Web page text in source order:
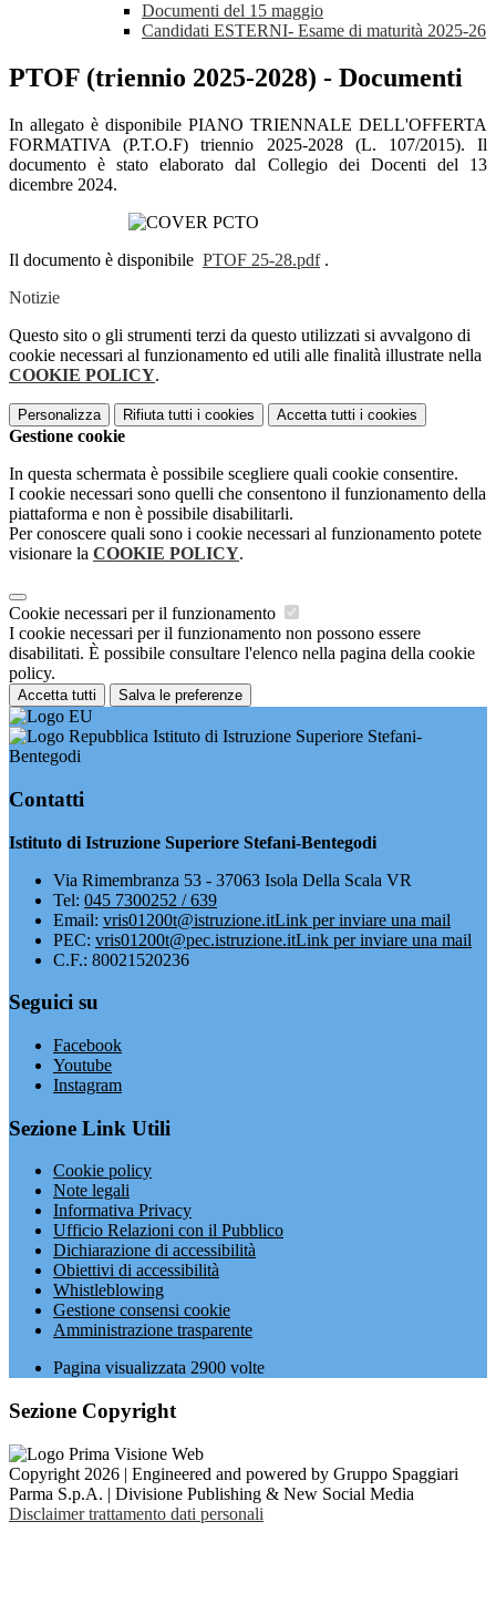
Documenti del 15 maggio
Candidati ESTERNI- Esame di maturità 2025-26
PTOF (triennio 2025-2028) - Documenti
In allegato è disponibile PIANO TRIENNALE DELL'OFFERTA
FORMATIVA (P.T.O.F) triennio 2025-2028 (L. 107/2015). Il
documento è stato elaborato dal Collegio dei Docenti del 13
dicembre 2024.
Il documento è disponibile PTOF 25-28.pdf.
Notizie
Questo sito o gli strumenti terzi da questo utilizzati si avvalgono di
cookie necessari al funzionamento ed utili alle finalità illustrate nella
COOKIE POLICY.
Personalizza Rifiuta tutti i cookies Accetta tutti i cookies
Gestione cookie
In questa schermata è possibile scegliere quali cookie consentire.
I cookie necessari sono quelli che consentono il funzionamento della
piattaforma e non è possibile disabilitarli.
Per conoscere quali sono i cookie necessari al funzionamento potete
visionare la COOKIE POLICY.
Cookie necessari per il funzionamento
I cookie necessari per il funzionamento non possono essere
disabilitati. È possibile consultare l'elenco nella pagina della cookie
policy.
Accetta tutti Salva le preferenze
Istituto di Istruzione Superiore Stefani-
Bentegodi
Contatti
Istituto di Istruzione Superiore Stefani-Bentegodi
Via Rimembranza 53 - 37063 Isola Della Scala VR
Tel: 045 7300252 / 639
Email: vris01200t@istruzione.itLink per inviare una mail
PEC: vris01200t@pec.istruzione.itLink per inviare una mail
C.F.: 80021520236
Seguici su
Facebook
Youtube
Instagram
Sezione Link Utili
Cookie policy
Note legali
Informativa Privacy
Ufficio Relazioni con il Pubblico
Dichiarazione di accessibilità
Obiettivi di accessibilità
Whistleblowing
Gestione consensi cookie
Amministrazione trasparente
Pagina visualizzata 2900 volte
Sezione Copyright
Copyright 2026 | Engineered and powered by Gruppo Spaggiari
Parma S.p.A. | Divisione Publishing & New Social Media
Disclaimer trattamento dati personali